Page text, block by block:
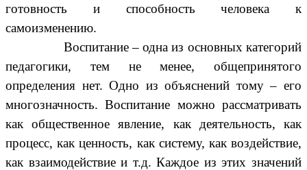
готовность и способность человека к
самоизменению.
Воспитание – одна из основных категорий
педагогики, тем не менее, общепринятого
определения нет. Одно из объяснений тому – его
многозначность. Воспитание можно рассматривать
как общественное явление, как деятельность, как
процесс, как ценность, как систему, как воздействие,
как взаимодействие и т.д. Каждое из этих значений